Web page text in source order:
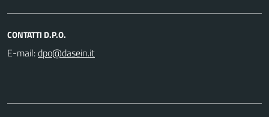
CONTATTI D.P.O.
E-mail: